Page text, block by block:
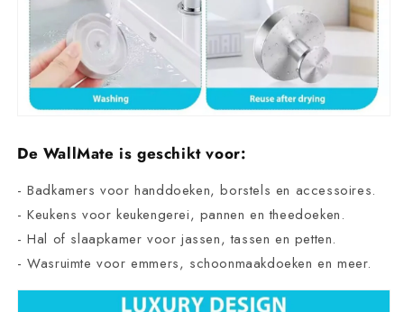
De WallMate is geschikt voor:
- Badkamers voor handdoeken, borstels en accessoires.
- Keukens voor keukengerei, pannen en theedoeken.
- Hal of slaapkamer voor jassen, tassen en petten.
- Wasruimte voor emmers, schoonmaakdoeken en meer.